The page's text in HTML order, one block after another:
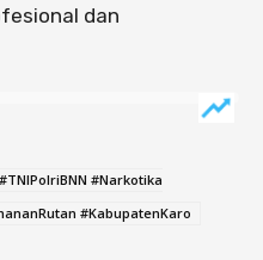
dan
#Narkotika
#KabupatenKaro